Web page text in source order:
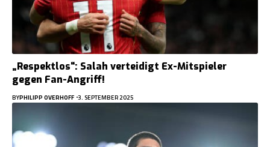
„Respektlos“: Salah verteidigt Ex-Mitspieler
gegen Fan-Angriff!
BYPHILIPP OVERHOFF 3. SEPTEMBER 2025